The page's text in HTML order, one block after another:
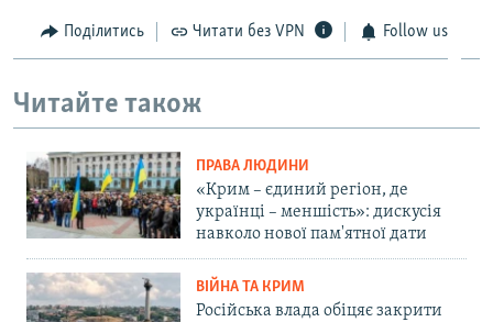
Поділитись Читати без VPN Follow us
Читайте також
ПРАВА ЛЮДИНИ
«Крим – єдиний регіон, де
українці – меншість»: дискусія
навколо нової пам'ятної дати
ВІЙНА ТА КРИМ
Російська влада обіцяє закрити